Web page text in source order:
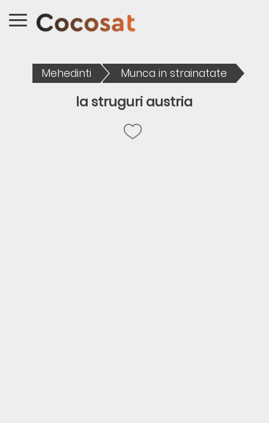
Mehedinti Munca in strainatate
la struguri austria